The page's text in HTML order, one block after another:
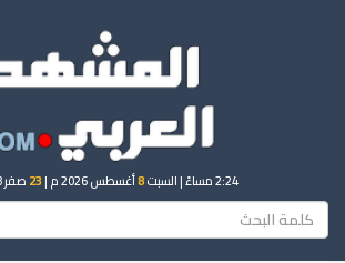
2:24 مساءً | السبت8أغسطس 2026 م | 23 صفر 1448 هـ